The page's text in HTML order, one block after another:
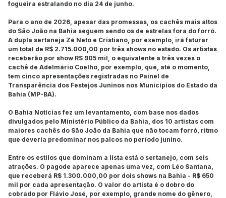
fogueira estralando no dia 24 de junho.
Para o ano de 2026, apesar das promessas, os cachês mais altos
do São João na Bahia seguem sendo os de estrelas fora do forró.
A dupla sertaneja Zé Neto e Cristiano, por exemplo, irá faturar
um total de R$ 2.715.000,00 por três shows no estado. Os artistas
receberão por show R$ 905 mil, o equivalente a três vezes o
cachê de Adelmário Coelho, por exemplo, que, até o momento,
tem cinco apresentações registradas no Painel de
Transparência dos Festejos Juninos nos Municípios do Estado da
Bahia (MP-BA).
O Bahia Notícias fez um levantamento, com base nos dados
divulgados pelo Ministério Público da Bahia, dos 10 artistas com
maiores cachês do São João da Bahia que não tocam forró, ritmo
que deveria predominar nos palcos no período junino.
Entre os estilos que dominam a lista está o sertanejo, com seis
atrações. O pagode aparece apenas uma vez, com Léo Santana,
que receberá R$ 1.300.000,00 por dois shows na Bahia - R$ 650
mil por cada apresentação. O valor do artista é o dobro do
cobrado por Flávio José, por exemplo, grande nome do gênero,